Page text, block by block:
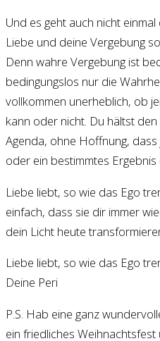
Und es geht auch nicht
Liebe und deine Vergebung
Denn wahre Vergebung ist
bedingungslos nur die
vollkommen unerheblich, ob
kann oder nicht. Du hältst
Agenda, ohne Hoffnung,
oder ein bestimmtes Ergebnis
Liebe liebt, so wie das Ego
einfach, dass sie dir immer
dein Licht heute
Liebe liebt, so wie das Ego
Deine Peri
P.S. Hab eine ganz
ein friedliches